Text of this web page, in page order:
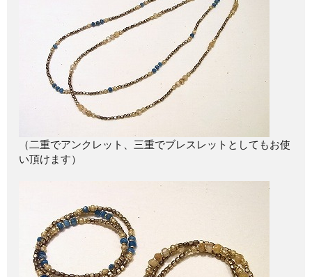
（二重でアンクレット、三重でブレスレットとしてもお使
い頂けます）